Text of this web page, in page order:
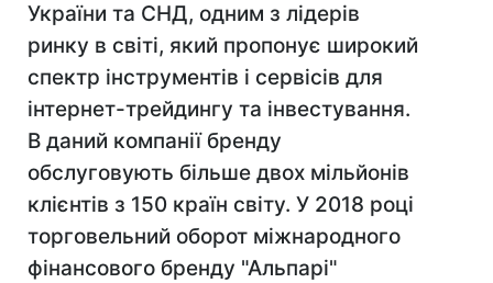
України та СНД, одним з лідерів
ринку в світі, який пропонує широкий
спектр інструментів і сервісів для
інтернет-трейдингу та інвестування.
В даний компанії бренду
обслуговують більше двох мільйонів
клієнтів з 150 країн світу. У 2018 році
торговельний оборот міжнародного
фінансового бренду "Альпарі"